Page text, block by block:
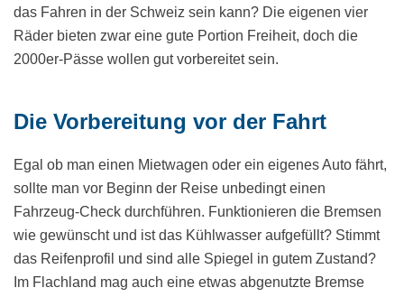
das Fahren in der Schweiz sein kann? Die eigenen vier
Räder bieten zwar eine gute Portion Freiheit, doch die
2000er-Pässe wollen gut vorbereitet sein.
Die Vorbereitung vor der Fahrt
Egal ob man einen Mietwagen oder ein eigenes Auto fährt,
sollte man vor Beginn der Reise unbedingt einen
Fahrzeug-Check durchführen. Funktionieren die Bremsen
wie gewünscht und ist das Kühlwasser aufgefüllt? Stimmt
das Reifenprofil und sind alle Spiegel in gutem Zustand?
Im Flachland mag auch eine etwas abgenutzte Bremse